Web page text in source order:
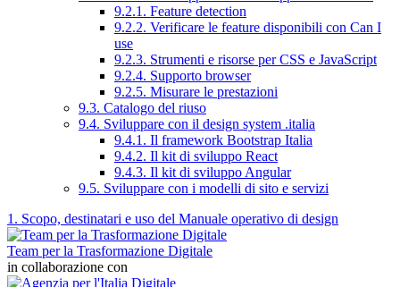
9.2.1. Feature detection
9.2.2. Verificare le feature disponibili con Can I
use
9.2.3. Strumenti e risorse per CSS e JavaScript
9.2.4. Supporto browser
9.2.5. Misurare le prestazioni
9.3. Catalogo del riuso
9.4. Sviluppare con il design system .italia
9.4.1. Il framework Bootstrap Italia
9.4.2. Il kit di sviluppo React
9.4.3. Il kit di sviluppo Angular
9.5. Sviluppare con i modelli di sito e servizi
1. Scopo, destinatari e uso del Manuale operativo di design
Team per la Trasformazione Digitale
in collaborazione con